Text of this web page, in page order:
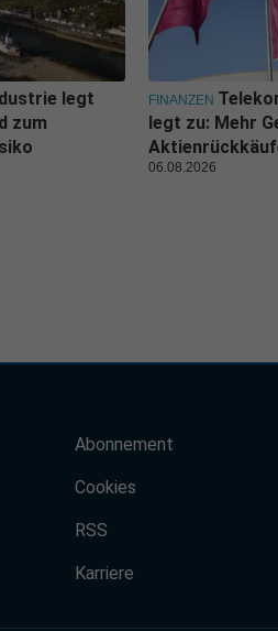
legt
zum
FINANZEN
legt zu: Mehr
06.08.2026
Abonnement
Cookies
RSS
Karriere